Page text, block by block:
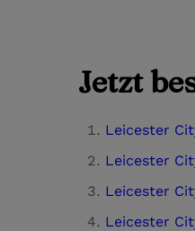
Jetzt
Leicester
Leicester
Leicester
Leicester